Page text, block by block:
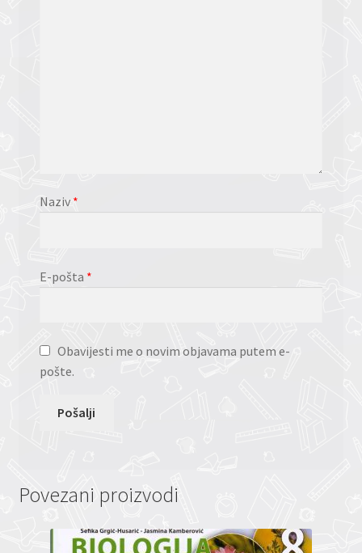
Naziv *
E-pošta *
Obavijesti me o novim objavama putem e-
pošte.
Povezani proizvodi